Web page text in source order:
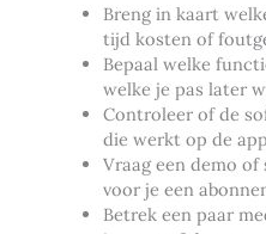
Breng in kaart
tijd kosten of
Bepaal welke
welke je pas later
Controleer of de
die werkt op de
Vraag een demo
voor je een
Betrek een paar